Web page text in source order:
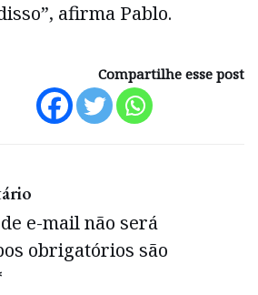
afirma Pablo.
Compartilhe esse post
e-mail não será
obrigatórios são